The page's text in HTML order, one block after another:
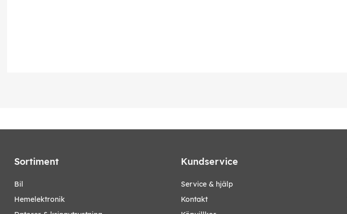
Sortiment
bil
hemelektronik
Kundservice
Service & hjälp
Kontakt